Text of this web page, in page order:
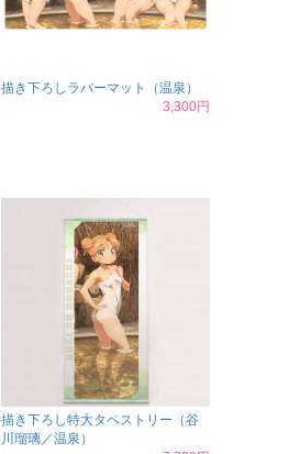
描き下ろしラバーマット（温泉）
3,300円
描き下ろし特大タペストリー（谷
川瑠璃／温泉）